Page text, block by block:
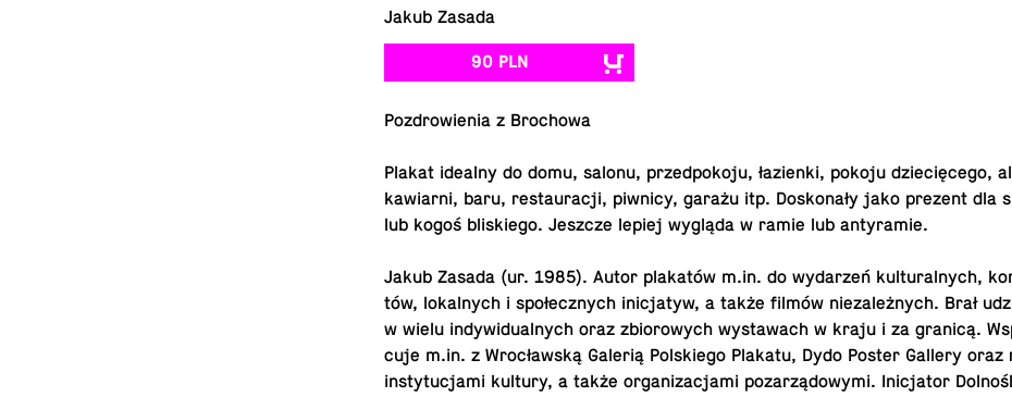
Jakub Zasada
90 PLN
Po­zdro­wie­nia z Bro­cho­wa
Plakat idealny do domu, salonu, przed­po­ko­ju, ła­zien­ki, pokoju dzie­cię­ce­go,
ka­wiar­ni, baru, re­stau­ra­cji, piwnicy, garażu itp. Do­sko­na­ły jako prezent dla
lub kogoś bli­skie­go. Jeszcze lepiej wygląda w ramie lub antyramie.
Jakub Zasada (ur. 1985). Autor pla­ka­tów m.​in. do wy­da­rzeń kul­tu­ral­nych,
tów, lo­kal­nych i spo­łecz­nych ini­cja­tyw, a także filmów nie­za­leż­nych. Brał
w wielu in­dy­wi­du­al­nych oraz zbio­ro­wych wy­sta­wach w kraju i za granicą.
cu­je m.​in. z Wro­cław­ską Galerią Pol­skie­go Plakatu, Dydo Poster Gallery oraz
in­sty­tu­cja­mi kultury, a także or­ga­ni­za­cja­mi po­za­rzą­do­wy­mi. Ini­cja­tor